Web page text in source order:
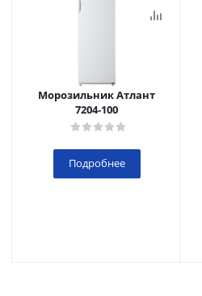
Морозильник Атлант
7204-100
Подробнее